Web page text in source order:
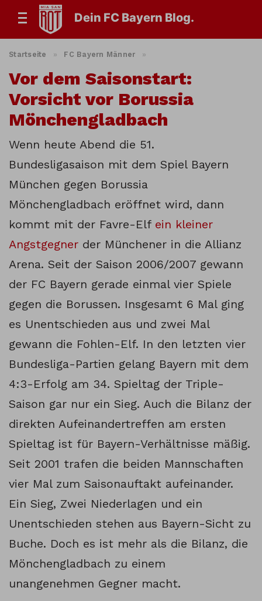
Dein FC Bayern Blog.
Startseite » FC Bayern Männer »
Vor dem Saisonstart:
Vorsicht vor Borussia
Mönchengladbach
Wenn heute Abend die 51.
Bundesligasaison mit dem Spiel Bayern
München gegen Borussia
Mönchengladbach eröffnet wird, dann
kommt mit der Favre-Elf ein kleiner
Angstgegner der Münchener in die Allianz
Arena. Seit der Saison 2006/2007 gewann
der FC Bayern gerade einmal vier Spiele
gegen die Borussen. Insgesamt 6 Mal ging
es Unentschieden aus und zwei Mal
gewann die Fohlen-Elf. In den letzten vier
Bundesliga-Partien gelang Bayern mit dem
4:3-Erfolg am 34. Spieltag der Triple-
Saison gar nur ein Sieg. Auch die Bilanz der
direkten Aufeinandertreffen am ersten
Spieltag ist für Bayern-Verhältnisse mäßig.
Seit 2001 trafen die beiden Mannschaften
vier Mal zum Saisonauftakt aufeinander.
Ein Sieg, Zwei Niederlagen und ein
Unentschieden stehen aus Bayern-Sicht zu
Buche. Doch es ist mehr als die Bilanz, die
Mönchengladbach zu einem
unangenehmen Gegner macht.